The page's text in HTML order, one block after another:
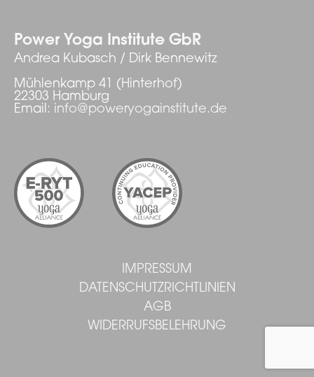
Power Yoga Institute GbR
Andrea Kubasch / Dirk Bennewitz
Mühlenkamp 41 (Hinterhof)
22303 Hamburg
Email: info@poweryogainstitute.de
IMPRESSUM
DATENSCHUTZRICHTLINIEN
AGB
WIDERRUFSBELEHRUNG